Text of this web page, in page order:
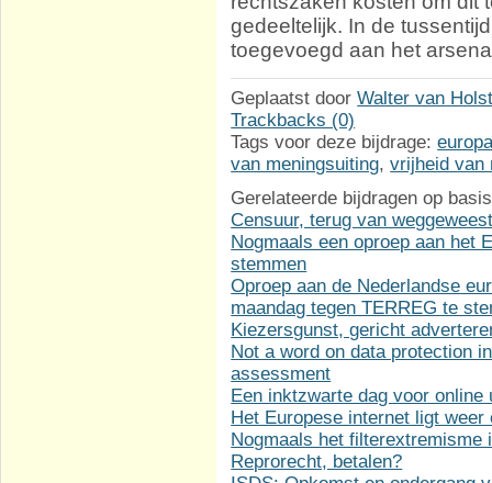
gedeeltelijk. In de
toegevoegd aan het
Geplaatst doorWalter van
Trackbacks (0)
Tags voor deze bijdrage:
van meningsuiting,vrijheid van
Gerelateerde bijdragen op
Censuur, terug van
Nogmaals een oproep aan het
stemmen
Oproep aan de Nederlandse
maandag tegen TERREG te
Kiezersgunst, gericht
Not a word on data protection
assessment
Een inktzwarte dag voor online
Het Europese internet ligt weer
Nogmaals het
Reprorecht, betalen?